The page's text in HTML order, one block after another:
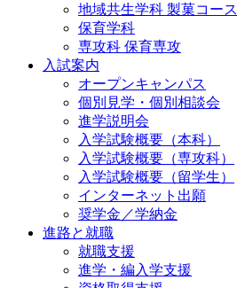
地域共⽣学科 製菓コース
保育学科
専攻科 保育専攻
入試案内
オープンキャンパス
個別⾒学・個別相談会
進学説明会
入学試験概要（本科）
入学試験概要（専攻科）
入学試験概要（留学生）
インターネット出願
奨学金／学納金
進路と就職
就職支援
進学・編入学支援